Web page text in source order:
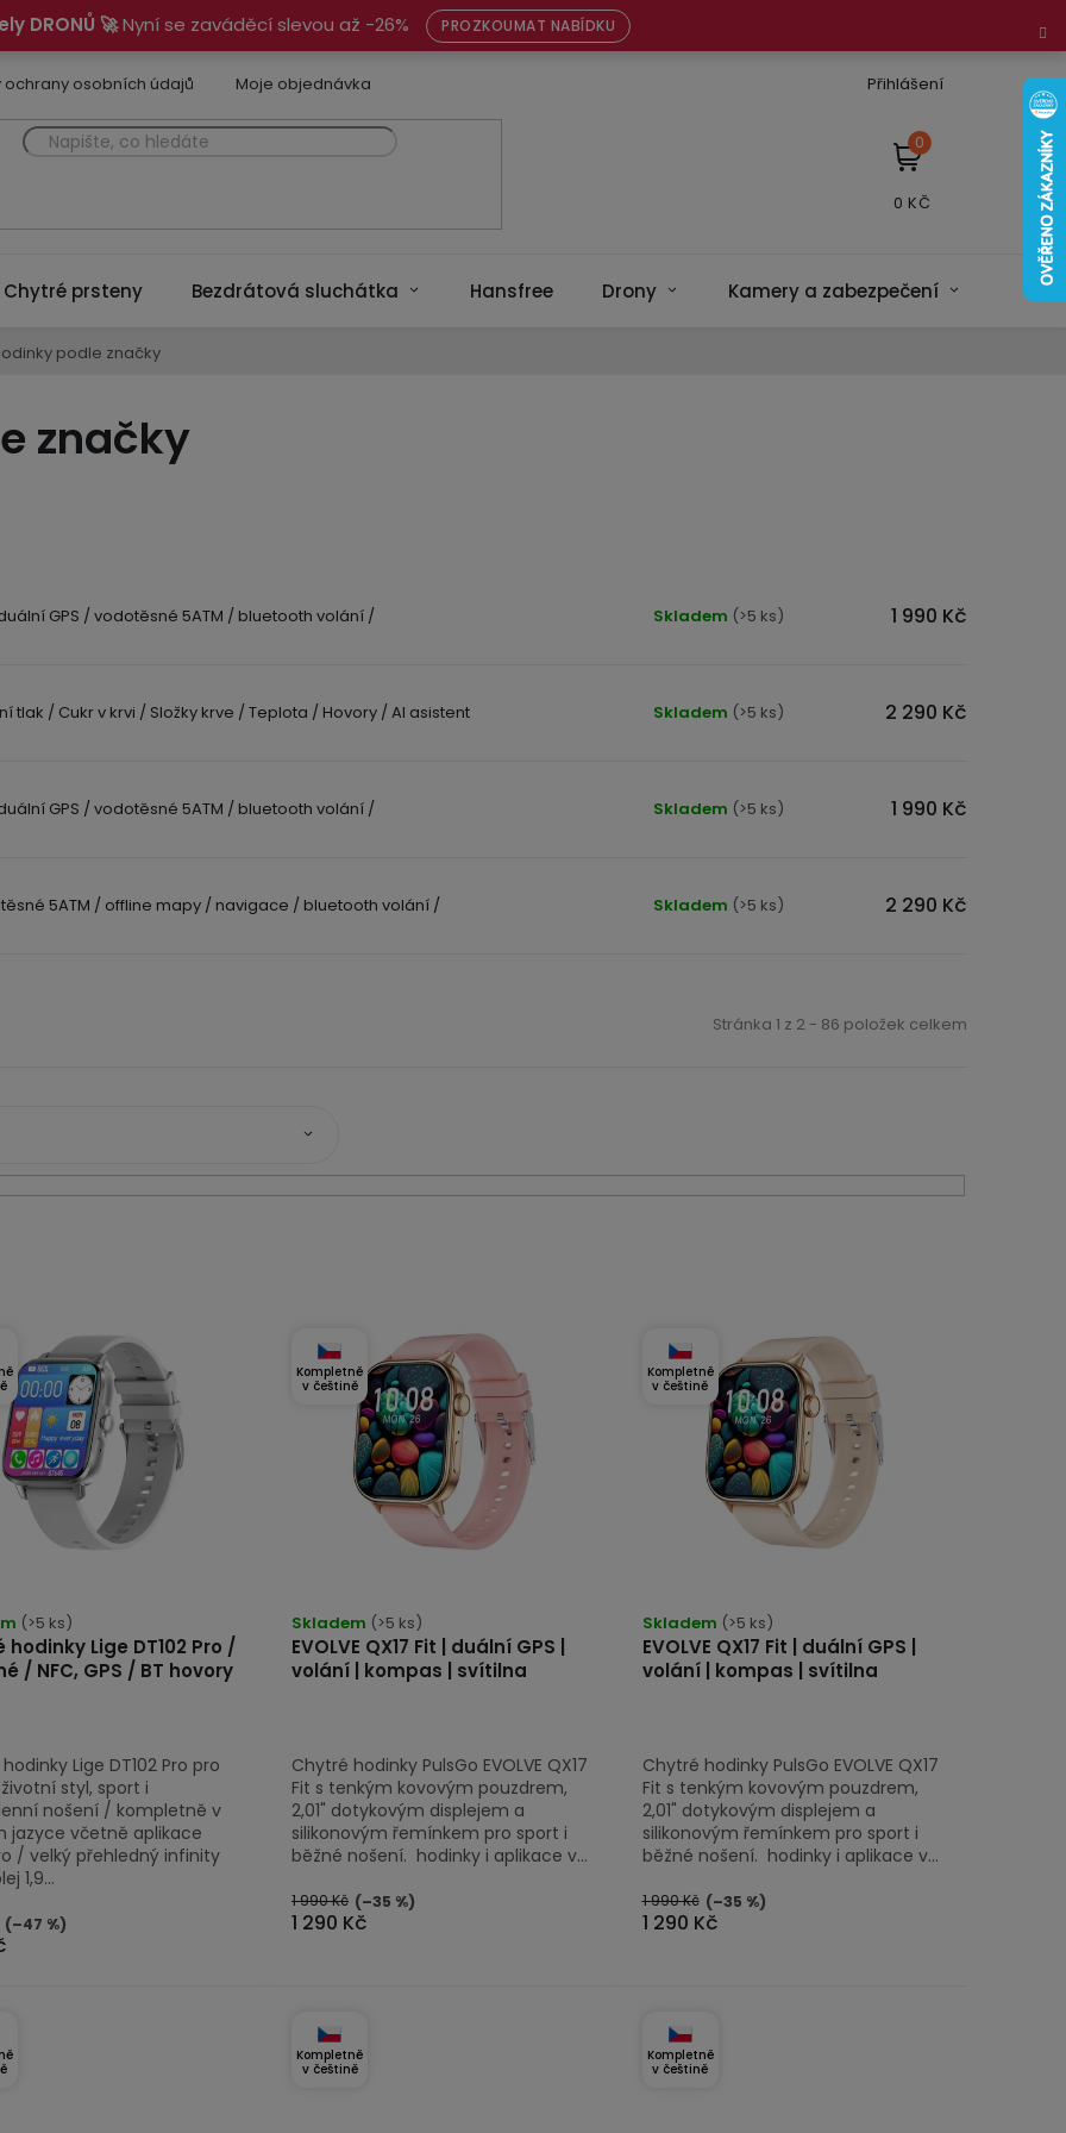
DRONŮ 🚀Nyní se zaváděcí slevou až -26% PROZKOUMAT NABÍDKU
ochrany osobních údajů Moje objednávka Přihlášení
NÁKUPNÍ
KOŠÍK
Chytré prsteny Bezdrátová sluchátka Hansfree Drony Kamery a zabezpečení
podle značky
značky
duální GPS / vodotěsné 5ATM / bluetooth volání / Skladem (>5 ks) 1 990 Kč
tlak / Cukr v krvi / Složky krve / Teplota / Hovory / AI asistent Skladem (>5 ks) 2 290 Kč
duální GPS / vodotěsné 5ATM / bluetooth volání / Skladem (>5 ks) 1 990 Kč
5ATM / offline mapy / navigace / bluetooth volání / Skladem (>5 ks) 2 290 Kč
Stránka 1 z 2 - 86 položek celkem
hodinky Lige DT102 Pro /
/ NFC, GPS / BT hovory
(>5 ks)
(–47 %)
Lige DT102 Pro pro
styl, sport i
nošení / kompletně v
jazyce včetně aplikace
/ velký přehledný infinity
1,9...
Kompletně
v češtině
EVOLVE QX17 Fit | duální GPS |
volání | kompas | svítilna
Skladem (>5 ks)
1 290 Kč
1 990 Kč (–35 %)
Chytré hodinky PulsGo EVOLVE QX17
Fit s tenkým kovovým pouzdrem,
2,01" dotykovým displejem a
silikonovým řemínkem pro sport i
běžné nošení. hodinky i aplikace v...
Kompletně
v češtině
EVOLVE QX17 Fit | duální GPS |
volání | kompas | svítilna
Skladem (>5 ks)
1 290 Kč
1 990 Kč (–35 %)
Chytré hodinky PulsGo EVOLVE QX17
Fit s tenkým kovovým pouzdrem,
2,01" dotykovým displejem a
silikonovým řemínkem pro sport i
běžné nošení. hodinky i aplikace v...
Kompletně
v češtině
Kompletně
v češtině